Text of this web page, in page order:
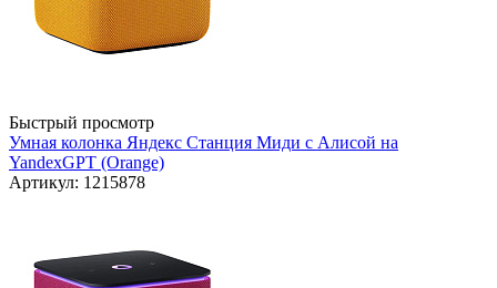
Быстрый просмотр
Умная колонка Яндекс Станция Миди с Алисой на
YandexGPT (Orange)
Артикул: 1215878